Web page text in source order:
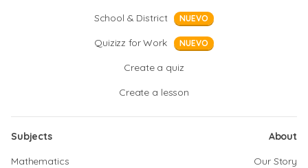
School & District
NUEVO
Quizizz for Work NUEVO
Create a quiz
Create a lesson
Subjects
Mathematics
About
Our Story